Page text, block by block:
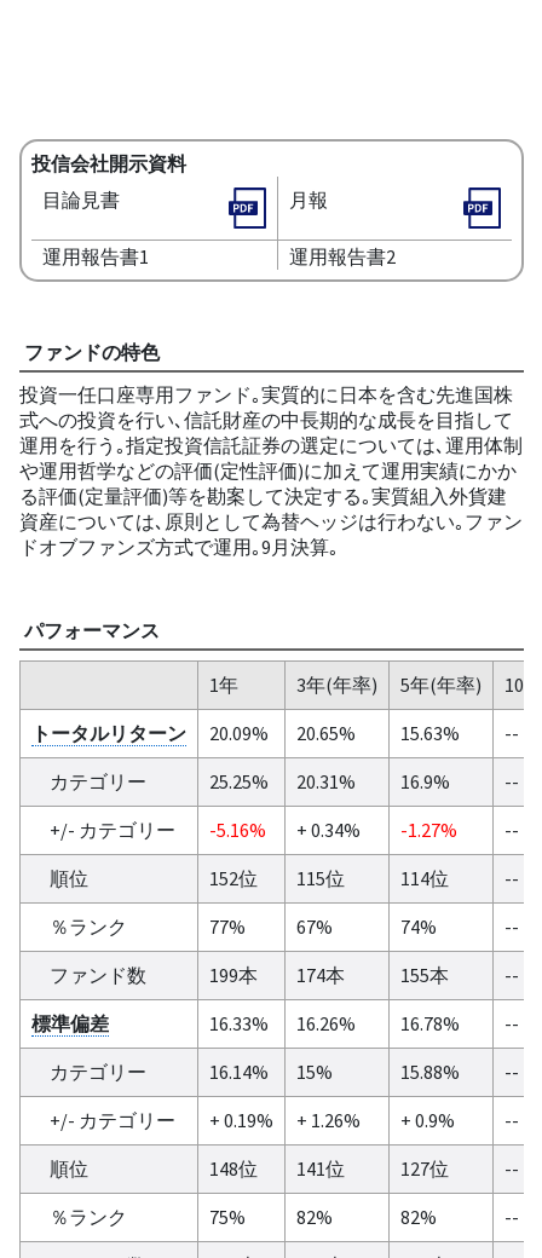
投信会社開示資料
目論見書
月報
運用報告書1 運用報告書2
ファンドの特色
投資一任口座専用ファンド｡実質的に日本を含む先進国株
式への投資を行い､信託財産の中長期的な成長を目指して
運用を行う｡指定投資信託証券の選定については､運用体制
や運用哲学などの評価(定性評価)に加えて運用実績にかか
る評価(定量評価)等を勘案して決定する｡実質組入外貨建
資産については､原則として為替ヘッジは行わない｡ファン
ドオブファンズ方式で運用｡9月決算｡
パフォーマンス
1年 3年(年率) 5年(年率)
10
トータルリターン
20.09% 20.65% 15.63%
--
カテゴリー
25.25% 20.31% 16.9%
--
+/- カテゴリー
-5.16% + 0.34% -1.27%
--
順位
152位 115位 114位
--
％ランク
77% 67% 74%
--
ファンド数
199本 174本 155本
--
標準偏差
16.33% 16.26% 16.78%
--
カテゴリー
16.14% 15% 15.88%
--
+/- カテゴリー
+ 0.19% + 1.26% + 0.9%
--
順位
148位 141位 127位
--
％ランク
75% 82% 82%
--